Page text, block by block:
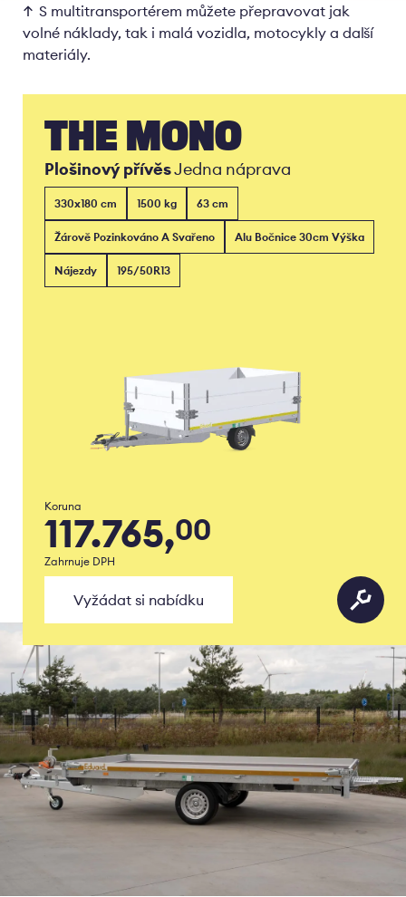
S multitransportérem můžete přepravovat jak
volné náklady, tak i malá vozidla, motocykly a další
materiály.
THE MONO
Plošinový přívěsJedna náprava
330x180 cm 1500 kg 63 cm
Žárově Pozinkováno A Svařeno Alu Bočnice 30cm Výška
Nájezdy 195/50R13
Koruna
117.765,00
Zahrnuje DPH
Vyžádat si nabídku